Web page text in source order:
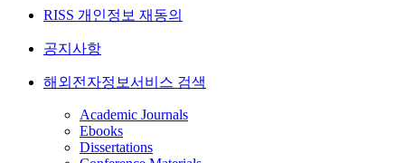
RISS 개인정보 재동의
공지사항
해외전자정보서비스 검색
Academic Journals
Ebooks
Dissertations